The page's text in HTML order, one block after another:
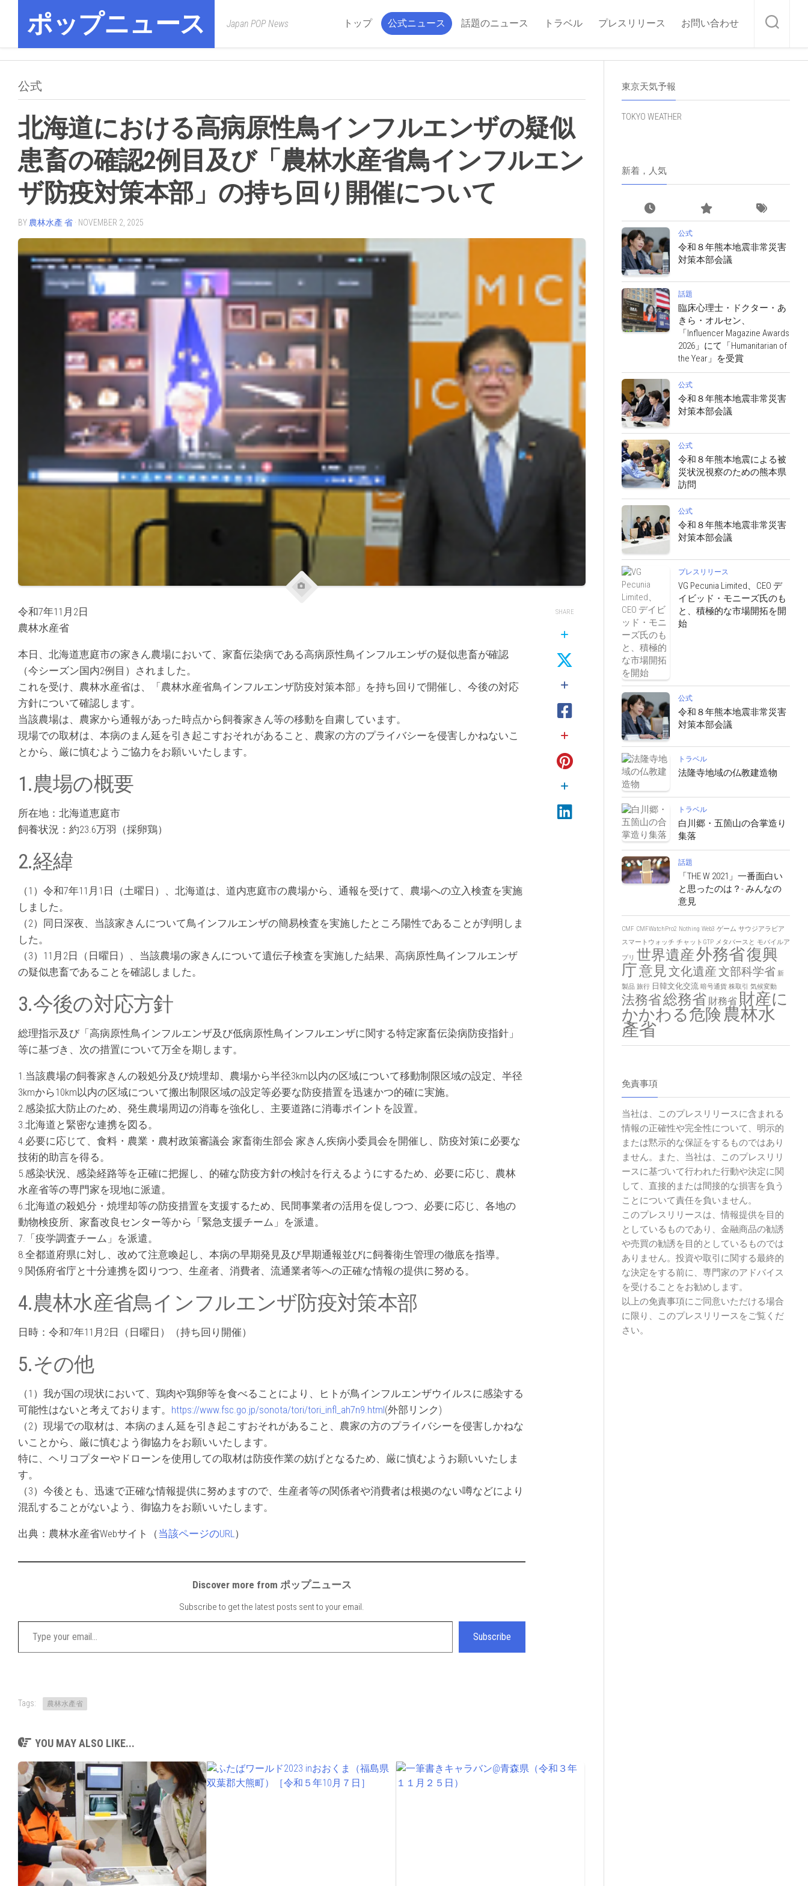
contentポップニュース Japan POP News トップ 公式ニュース 話題のニュース トラベル プレスリリース お問い合わせ
公式
北海道における高病原性鳥インフルエンザの疑似
患畜の確認2例目及び「農林水産省鳥インフルエン
ザ防疫対策本部」の持ち回り開催について
BY 農林水產 省 · NOVEMBER 2, 2025
令和7年11月2日
農林水産省
本日、北海道恵庭市の家きん農場において、家畜伝染病である高病原性鳥インフルエンザの疑似患畜が確認
（今シーズン国内2例目）されました。
これを受け、農林水産省は、「農林水産省鳥インフルエンザ防疫対策本部」を持ち回りで開催し、今後の対応
方針について確認します。
当該農場は、農家から通報があった時点から飼養家きん等の移動を自粛しています。
現場での取材は、本病のまん延を引き起こすおそれがあること、農家の方のプライバシーを侵害しかねないこ
とから、厳に慎むようご協力をお願いいたします。
1.農場の概要
所在地：北海道恵庭市
飼養状況：約23.6万羽（採卵鶏）
2.経緯
（1）令和7年11月1日（土曜日）、北海道は、道内恵庭市の農場から、通報を受けて、農場への立入検査を実施
しました。
（2）同日深夜、当該家きんについて鳥インフルエンザの簡易検査を実施したところ陽性であることが判明しま
した。
（3）11月2日（日曜日）、当該農場の家きんについて遺伝子検査を実施した結果、高病原性鳥インフルエンザ
の疑似患畜であることを確認しました。
3.今後の対応方針
総理指示及び「高病原性鳥インフルエンザ及び低病原性鳥インフルエンザに関する特定家畜伝染病防疫指針」
等に基づき、次の措置について万全を期します。
1.当該農場の飼養家きんの殺処分及び焼埋却、農場から半径3km以内の区域について移動制限区域の設定、半径
3kmから10km以内の区域について搬出制限区域の設定等必要な防疫措置を迅速かつ的確に実施。
2.感染拡大防止のため、発生農場周辺の消毒を強化し、主要道路に消毒ポイントを設置。
3.北海道と緊密な連携を図る。
4.必要に応じて、食料・農業・農村政策審議会 家畜衛生部会 家きん疾病小委員会を開催し、防疫対策に必要な
技術的助言を得る。
5.感染状況、感染経路等を正確に把握し、的確な防疫方針の検討を行えるようにするため、必要に応じ、農林
水産省等の専門家を現地に派遣。
6.北海道の殺処分・焼埋却等の防疫措置を支援するため、民間事業者の活用を促しつつ、必要に応じ、各地の
動物検疫所、家畜改良センター等から「緊急支援チーム」を派遣。
7.「疫学調査チーム」を派遣。
8.全都道府県に対し、改めて注意喚起し、本病の早期発見及び早期通報並びに飼養衛生管理の徹底を指導。
9.関係府省庁と十分連携を図りつつ、生産者、消費者、流通業者等への正確な情報の提供に努める。
4.農林水産省鳥インフルエンザ防疫対策本部
日時：令和7年11月2日（日曜日）（持ち回り開催）
5.その他
（1）我が国の現状において、鶏肉や鶏卵等を食べることにより、ヒトが鳥インフルエンザウイルスに感染する
可能性はないと考えております。 https://www.fsc.go.jp/sonota/tori/tori_infl_ah7n9.html(外部リンク)
（2）現場での取材は、本病のまん延を引き起こすおそれがあること、農家の方のプライバシーを侵害しかねな
いことから、厳に慎むよう御協力をお願いいたします。
特に、ヘリコプターやドローンを使用しての取材は防疫作業の妨げとなるため、厳に慎むようお願いいたしま
す。
（3）今後とも、迅速で正確な情報提供に努めますので、生産者等の関係者や消費者は根拠のない噂などにより
混乱することがないよう、御協力をお願いいたします。
出典：農林水産省Webサイト（当該ページのURL ）
Discover more from ポップニュース
Subscribe to get the latest posts sent to your email.
Type your email…
Subscribe
SHARE
Tags: 農林水產省
YOU MAY ALSO LIKE...
東京天気予報
TOKYO WEATHER
新着，人気
公式
令和８年熊本地震非常災害
対策本部会議
話題
臨床心理士・ドクター・あ
きら・オルセン、
「Influencer Magazine Awards
2026」にて「Humanitarian of
the Year」を受賞
公式
令和８年熊本地震非常災害
対策本部会議
公式
令和８年熊本地震による被
災状況視察のための熊本県
訪問
公式
令和８年熊本地震非常災害
対策本部会議
プレスリリース
VG Pecunia Limited、CEO デ
イビッド・モニーズ氏のも
と、積極的な市場開拓を開
始
公式
令和８年熊本地震非常災害
対策本部会議
トラベル
法隆寺地域の仏教建造物
トラベル
白川郷・五箇山の合掌造り
集落
話題
「THE W 2021」一番面白い
と思ったのは？- みんなの
意見
CMF CMFWatchPro2 Nothing Web3 ゲーム サウジアラビア
スマートウォッチ チャットGTP メタバースと モバイルア
プリ 世界遺産外務省復興
庁意見文化遺産文部科学省 新
製品 旅行 日韓文化交流 暗号通貨 株取引 気候変動
法務省総務省 財務省 財産に
かかわる危険農林水
產省
免責事項
当社は、このプレスリリースに含まれる
情報の正確性や完全性について、明示的
または黙示的な保証をするものではあり
ません。また、当社は、このプレスリリ
ースに基づいて行われた行動や決定に関
して、直接的または間接的な損害を負う
ことについて責任を負いません。
このプレスリリースは、情報提供を目的
としているものであり、金融商品の勧誘
や売買の勧誘を目的としているものでは
ありません。投資や取引に関する最終的
な決定をする前に、専門家のアドバイス
を受けることをお勧めします。
以上の免責事項にご同意いただける場合
に限り、このプレスリリースをご覧くだ
さい。